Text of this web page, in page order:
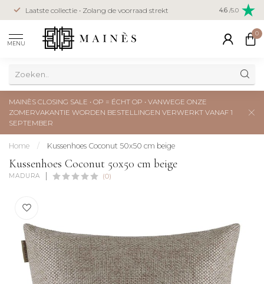
Laatste collectie • Zolang de voorraad strekt Veilig
creditcard
4.6 /5.0
MENU
0
MAINÈS CLOSING SALE • OP = ÉCHT OP • VANWEGE ONZE
ZOMERVAKANTIE WORDEN BESTELLINGEN VERWERKT VANAF 1
SEPTEMBER
Home / Kussenhoes Coconut 50x50 cm beige
Kussenhoes Coconut 50x50 cm beige
MADURA (0)